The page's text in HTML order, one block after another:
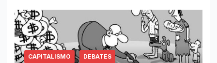
CAPITALISMO DEBATES